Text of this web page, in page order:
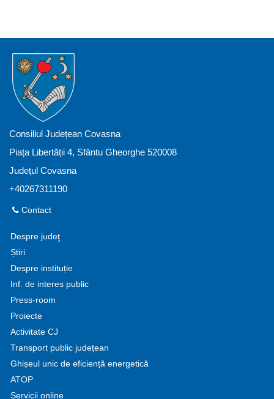
Consiliul Județean Covasna
Piața Libertății 4, Sfântu Gheorghe 520008
Județul Covasna
+40267311190
Contact
Despre judeţ
Știri
Despre instituție
Inf. de interes public
Press-room
Proiecte
Activitate CJ
Transport public județean
Ghișeul unic de eficiență energetică
ATOP
Servicii online